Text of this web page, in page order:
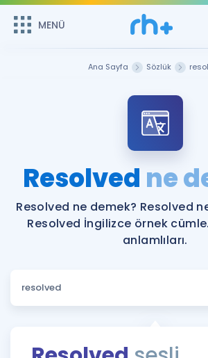
MENÜ
ÜYE DEĞİLİM
Sepetin Şu An Boş.
Remzi Hoca ile seni sınava hazırlayacak
bekliyor!
MENÜ
Faydalı Araçlar
Sözlük
Rehberlik Aracı
Hakkımızda
Ana Sayfa Sözlük
Resolved ne
Resolved ne demek? Resolved
Resolved İngilizce örnek
anlamlıları.